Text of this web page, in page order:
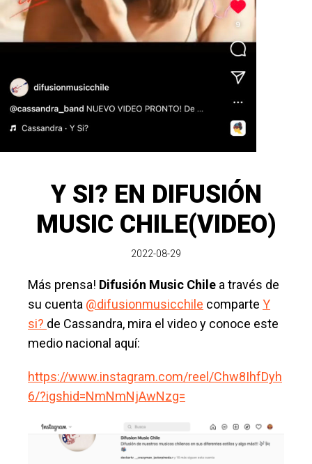
Y SI? EN DIFUSIÓN
MUSIC CHILE(VIDEO)
2022-08-29
Más prensa! Difusión Music Chile a través de
su cuenta @difusionmusicchile comparte Y
si? de Cassandra, mira el video y conoce este
medio nacional aquí:
https://www.instagram.com/reel/Chw8IhfDyh
6/?igshid=NmNmNjAwNzg=